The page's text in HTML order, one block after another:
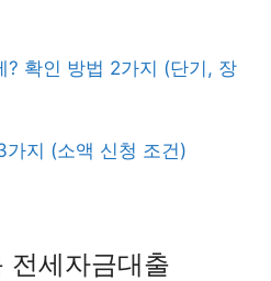
? 확인 방법 2가지 (단기, 장
지 (소액 신청 조건)
전세자금대출